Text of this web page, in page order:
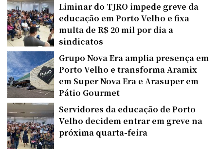
Liminar do TJRO impede greve da
educação em Porto Velho e fixa
multa de R$ 20 mil por dia a
sindicatos
Grupo Nova Era amplia presença em
Porto Velho e transforma Aramix
em Super Nova Era e Arasuper em
Pátio Gourmet
Servidores da educação de Porto
Velho decidem entrar em greve na
próxima quarta-feira